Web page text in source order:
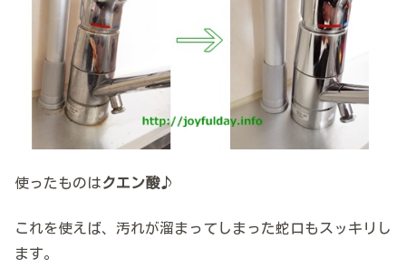
使ったものはクエン酸♪
これを使えば、汚れが溜まってしまった蛇口もスッキリし
ます。